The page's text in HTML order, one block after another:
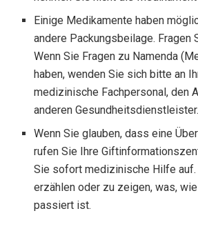
Einige Medikamente haben
andere Packungsbeilage. Fragen
Wenn Sie Fragen zu Namenda
haben, wenden Sie sich bitte an
medizinische Fachpersonal, den
anderen Gesundheitsdienstleister.
Wenn Sie glauben, dass eine
rufen Sie Ihre
Sie sofort medizinische Hilfe
erzählen oder zu zeigen, was,
passiert ist.